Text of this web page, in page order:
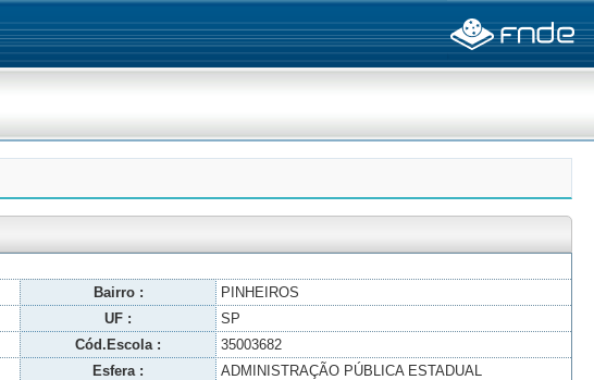
Bairro :
PINHEIROS
UF :
SP
Cód.Escola :
35003682
Esfera :
ADMINISTRAÇÃO PÚBLICA ESTADUAL